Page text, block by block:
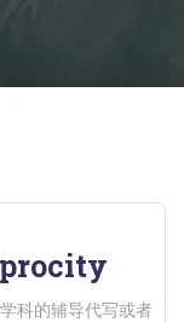
科的辅导代写或者